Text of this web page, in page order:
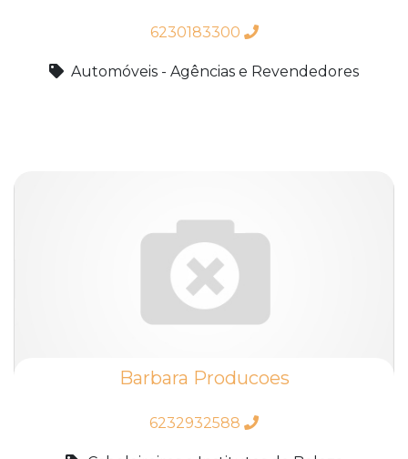
6230183300
Automóveis - Agências e Revendedores
Barbara Producoes
6232932588